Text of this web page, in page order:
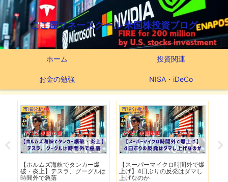
ここ屋マネースクール 米国株投資ブログ
ホーム 投資関連
お金の勉強 NISA・iDeCo
市場分析
【ホルムズ海峡でタンカー爆
破・炎上】テスラ、グーグルは
時間外で急落
市場分析
【スーパーマイクロ時間外で爆
上げ】4日ぶりの反発はダマし
上げなのか